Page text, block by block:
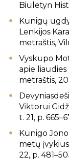
Biuletyn
Kunigų
Lenkijos
metraštis,
Vyskupo
apie
metraštis,
Viktorui
t. 21, p.
Kunigo Jono
metų
22, p.